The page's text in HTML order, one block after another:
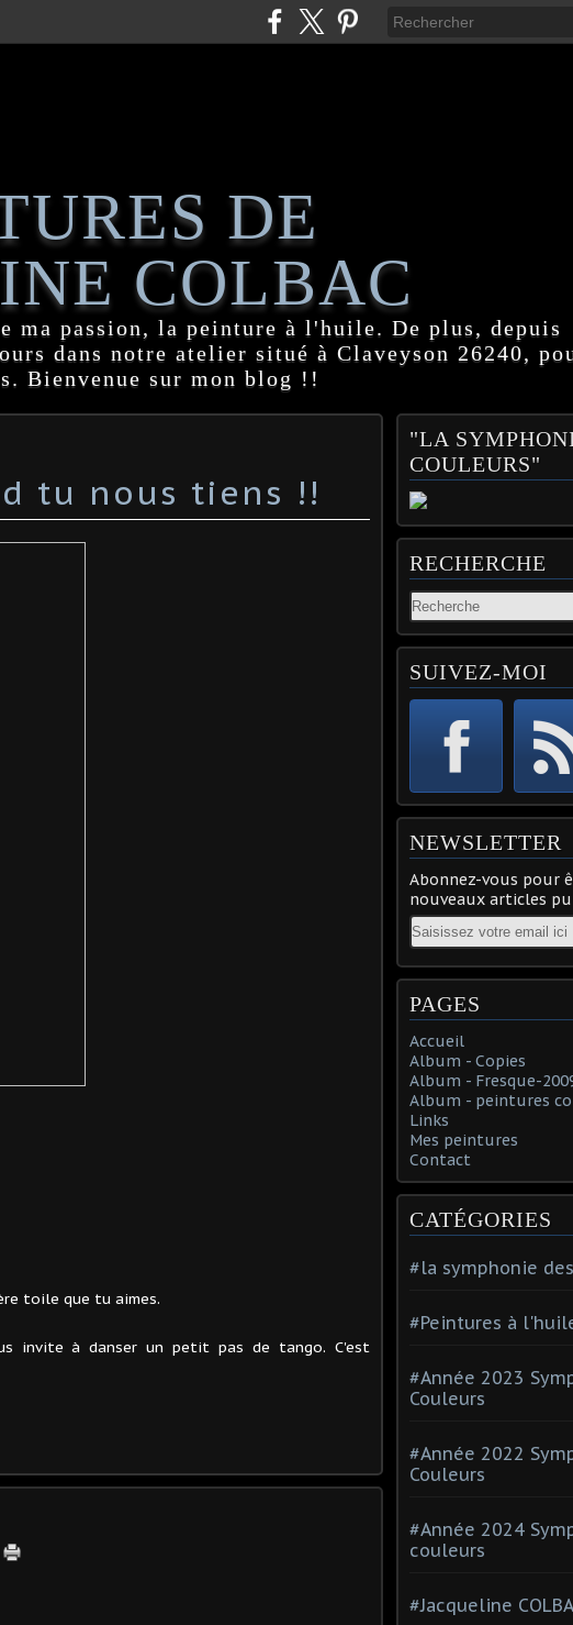
DE
COLBAC
ma passion, la peinture à l'huile. De plus, depuis
dans notre atelier situé à Claveyson 26240,
Bienvenue sur mon blog !!
tu nous tiens !!
toile que tu aimes.
invite à danser un petit pas de tango. C'est
"LA
COULEURS"
RECHERCHE
SUIVEZ-MOI
NEWSLETTER
Abonnez-vous pour
nouveaux articles
Email
PAGES
Accueil
Album - Copies
Album - Fresque-
Album - peintures
Links
Mes peintures
Contact
CATÉGORIES
#la symphonie
#Peintures à
#Année 2023
Couleurs
#Année 2022
Couleurs
#Année 2024
couleurs
#Jacqueline